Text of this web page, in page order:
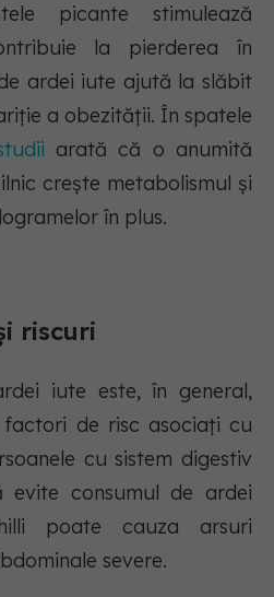
picante stimulează
la pierderea în
ardei iute ajută la slăbit
a obezității. În spatele
arată că o anumită
crește metabolismul și
în plus.
riscuri
iute este, în general,
factori de risc asociați cu
cu sistem digestiv
evite consumul de ardei
poate cauza arsuri
severe.